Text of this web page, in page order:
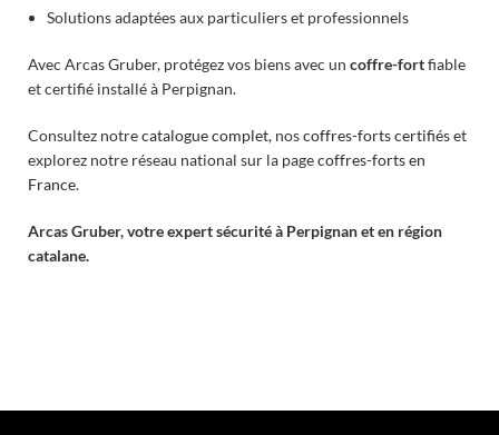
Solutions adaptées aux particuliers et professionnels
Avec Arcas Gruber, protégez vos biens avec un coffre-fortfiable
et certifié installé à Perpignan.
Consultez notrecatalogue complet, noscoffres-forts certifiéset
explorez notre réseau national sur la pagecoffres-forts en
France.
Arcas Gruber, votre expert sécurité à Perpignan et en région
catalane.